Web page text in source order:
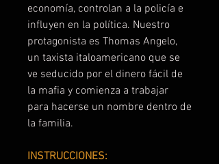
economía, controlan a la policía e
influyen en la política. Nuestro
protagonista es Thomas Angelo,
un taxista italoamericano que se
ve seducido por el dinero fácil de
la mafia y comienza a trabajar
para hacerse un nombre dentro de
la familia.
INSTRUCCIONES: